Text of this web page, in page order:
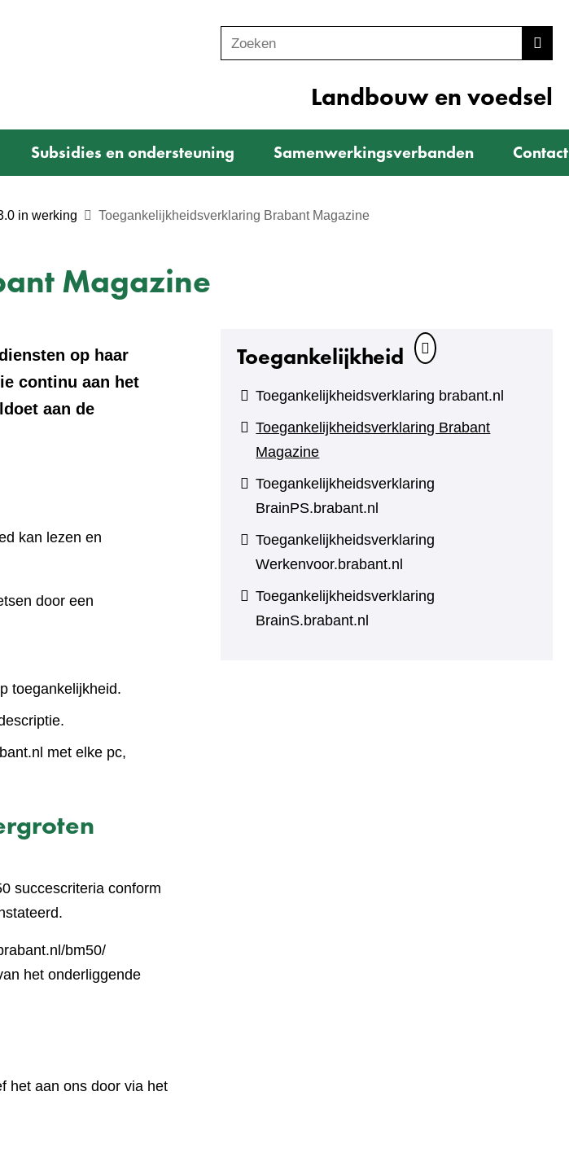
o
e
n
Zoeken
Landbouw en voedsel
Subsidies en ondersteuning Samenwerkingsverbanden Contact
in werking Toegankelijkheidsverklaring Brabant Magazine
Magazine
op haar
continu aan het
aan de
kan lezen en
door een
toegankelijkheid.
met elke pc,
succescriteria conform
bm50/
het onderliggende
het aan ons door via het
Toegankelijkheid
Toegankelijkheidsverklaring brabant.nl
Toegankelijkheidsverklaring Brabant
Magazine
Toegankelijkheidsverklaring
BrainPS.brabant.nl
Toegankelijkheidsverklaring
Werkenvoor.brabant.nl
Toegankelijkheidsverklaring
BrainS.brabant.nl